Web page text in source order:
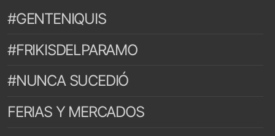
#GENTENIQUIS
#FRIKISDELPARAMO
#NUNCA SUCEDIÓ
FERIAS Y MERCADOS